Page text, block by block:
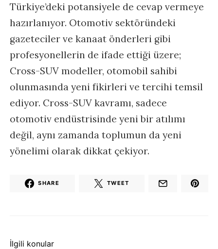
Türkiye’deki potansiyele de cevap vermeye
hazırlanıyor. Otomotiv sektöründeki
gazeteciler ve kanaat önderleri gibi
profesyonellerin de ifade ettiği üzere;
Cross-SUV modeller, otomobil sahibi
olunmasında yeni fikirleri ve tercihi temsil
ediyor. Cross-SUV kavramı, sadece
otomotiv endüstrisinde yeni bir atılımı
değil, aynı zamanda toplumun da yeni
yönelimi olarak dikkat çekiyor.
SHARE TWEET
İlgili konular